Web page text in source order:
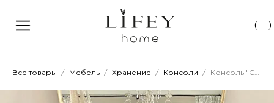
( )
Все товары Мебель Хранение Консоли Консоль "Санторини"